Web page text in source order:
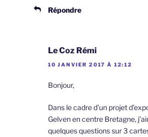
Répondre
Le Coz Rémi
10 JANVIER 2017 À 12:12
Bonjour,
Dans le cadre d’un projet
Gelven en centre Bretagne,
quelques questions sur 3